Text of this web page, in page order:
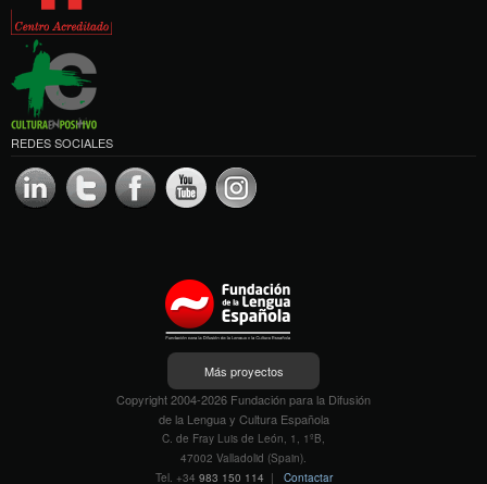
REDES SOCIALES
Más proyectos
Copyright 2004-2026 Fundación para la Difusión
de la Lengua y Cultura Española
C. de Fray Luis de León, 1, 1ºB,
47002 Valladolid (Spain).
Tel. +34 983 150 114 | Contactar